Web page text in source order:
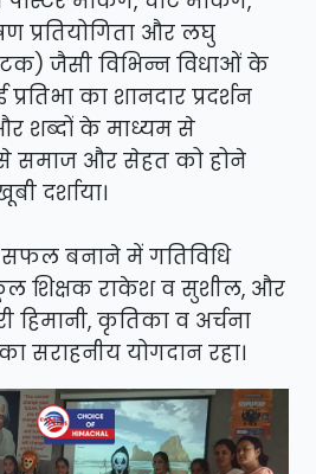
प्रतियोगिता और लघु
जैसी विभिन्न विधाओं के
का शानदार प्रदर्शन
शब्दों के माध्यम से
से समाज और सेहत को होने
दर्शाया।
बनाने में गतिविधि
शिक्षक राकेश व सुशील, और
हिमानी, कृतिका व अर्चना
सराहनीय योगदान रहा।